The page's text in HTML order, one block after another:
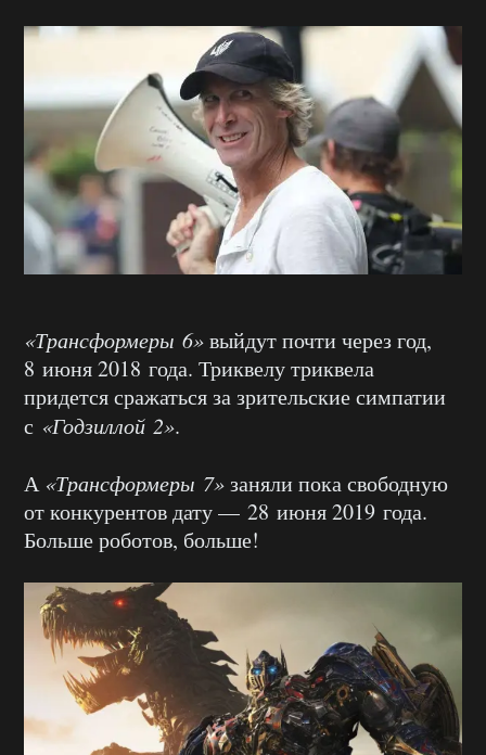
«Трансформеры 6»выйдут почти через год,
8 июня 2018 года. Триквелу триквела
придется сражаться за зрительские симпатии
с «Годзиллой 2».
А «Трансформеры 7»заняли пока свободную
от конкурентов дату — 28 июня 2019 года.
Больше роботов, больше!